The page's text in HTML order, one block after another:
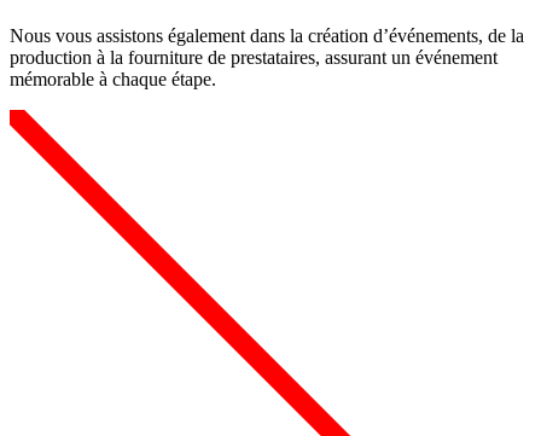
Nous vous assistons également dans la création d’événements, de la
production à la fourniture de prestataires, assurant un événement
mémorable à chaque étape.